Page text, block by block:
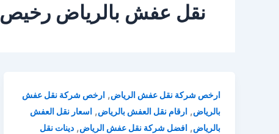
نقل عفش بالرياض رخيص
ارخص شركة نقل عفش الرياض, ارخص شركة نقل عفش
بالرياض, ارقام نقل العفش بالرياض, اسعار نقل العفش
بالرياض, افضل شركة نقل عفش الرياض, دينات نقل